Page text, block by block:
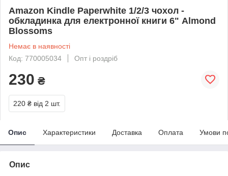
Amazon Kindle Paperwhite 1/2/3 чохол -
обкладинка для електронної книги 6" Almond
Blossoms
Немає в наявності
Код: 770005034
Опт і роздріб
230 ₴
220 ₴ від 2 шт.
Опис Характеристики Доставка Оплата Умови
Опис